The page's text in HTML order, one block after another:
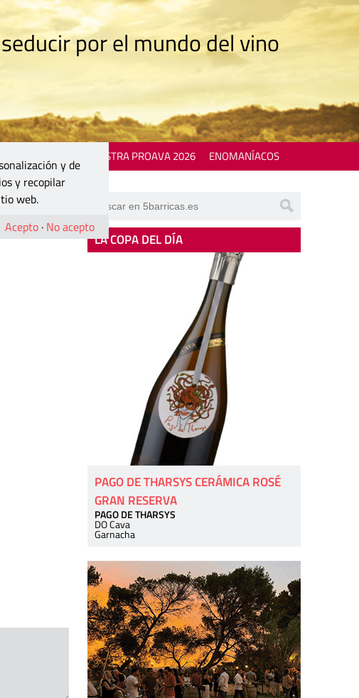
por el mundo del vino
MOSTRA PROAVA 2026 ENOMANÍACOS
LA COPA DEL DÍA
PAGO DE THARSYS CERÁMICA ROSÉ
GRAN RESERVA
PAGO DE THARSYS
DO Cava
Garnacha
y de
y recopilar
web.
Acepto · No acepto